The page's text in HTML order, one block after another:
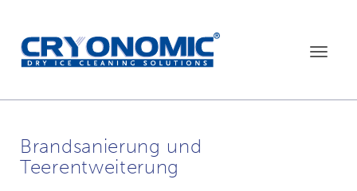
Toggle
Brandsanierung und
Teerentweiterung